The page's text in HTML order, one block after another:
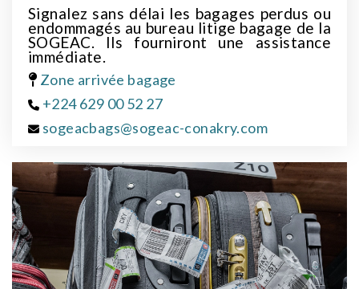
Asky Airlines
Bamako
Bamako
AF520
17H05
Brussels Airlines
Signalez sans délai les bagages perdus ou
endommagés au bureau litige bagage de la
SOGEAC. Ils fourniront une assistance
immédiate.
Zone arrivée bagage
+224 629 00 52 27
sogeacbags@sogeac-conakry.com